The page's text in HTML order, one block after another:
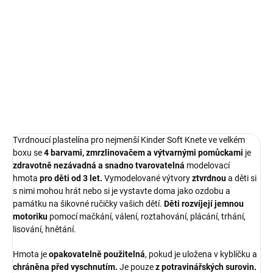
Tvrdnoucí plastelína pro nejmenší Kinder Soft Knete ve velkém
boxu se4 barvami, zmrzlinovačem a výtvarnými pomůckami je
zdravotně nezávadná a snadno tvarovatelná modelovací
hmota pro děti od 3 let. Vymodelované výtvoryztvrdnoua děti si
s nimi mohou hrát nebo si je vystavte doma jako ozdobu a
památku na šikovné ručičky vašich dětí. Děti rozvíjejí jemnou
motoriku pomocí mačkání, válení, roztahování, plácání, trhání,
lisování, hnětání.
Hmota jeopakovatelně použitelná, pokud je uložena v kyblíčku a
chráněna před vyschnutím. Je pouzez potravinářských surovin.